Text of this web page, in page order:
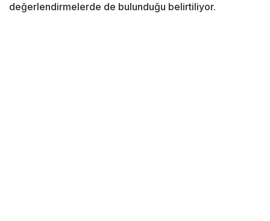
değerlendirmelerde de bulunduğu belirtiliyor.